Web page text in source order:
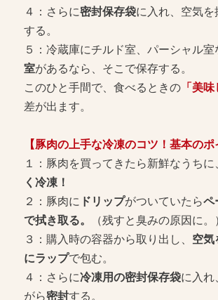
４：さらに密封保存袋に入れ、空気を
する。
５：冷蔵庫にチルド室、パーシャル室
室があるなら、そこで保存する。
このひと手間で、食べるときの「美味
差が出ます。
【豚肉の上手な冷凍のコツ！基本のポ
１：豚肉を買ってきたら新鮮なうちに
く冷凍！
２：豚肉に ドリップがついていたらペ
で拭き取る。
（残すと臭みの原因に。
３：購入時の容器から取り出し、 空気
にラップで包む。
４：さらに冷凍用の密封保存袋に入れ
がら密封する。